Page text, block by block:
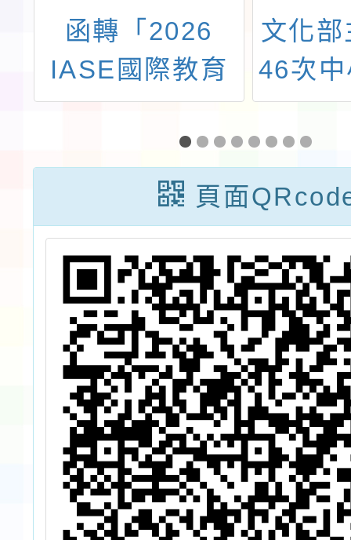
函轉「2026
IASE國際教育
影響力獎」徵件
簡章一份，請貴
校踴躍報名B-2
學校經營與社會
責任組、B-3 教
學創新與實踐
組，請查照。
文化
46次
物
頁面